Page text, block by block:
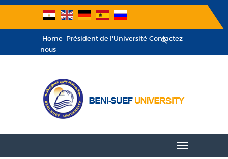
Home Président de l'Université Contactez-
nous